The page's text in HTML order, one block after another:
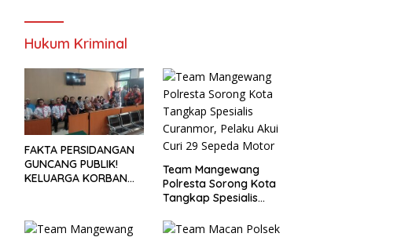
Hukum Indonesia
Hukum Kriminal
FAKTA PERSIDANGAN
GUNCANG PUBLIK!
KELUARGA KORBAN
TUNTUTAN DITUNDA
Team Mangewang
Polresta Sorong Kota
Tangkap Spesialis
Curi 29 Sepeda Motor